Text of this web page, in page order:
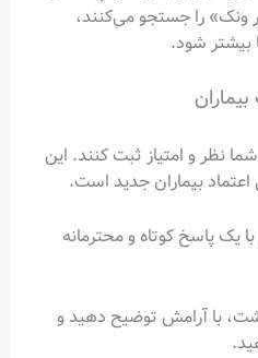
ونک» را جستجو می‌کنند،
شود.
نظر و امتیاز ثبت کنند. این
بیماران جدید است.
پاسخ کوتاه و محترمانه
با آرامش توضیح دهید و